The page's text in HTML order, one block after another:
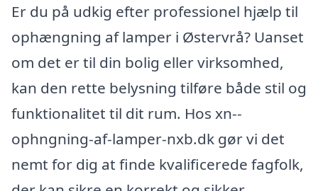
Er du på udkig efter professionel hjælp til
ophængning af lamper i Østervrå? Uanset
om det er til din bolig eller virksomhed,
kan den rette belysning tilføre både stil og
funktionalitet til dit rum. Hos xn--
ophngning-af-lamper-nxb.dk gør vi det
nemt for dig at finde kvalificerede fagfolk,